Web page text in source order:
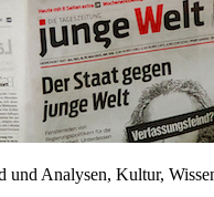
und Analysen, Kultur,